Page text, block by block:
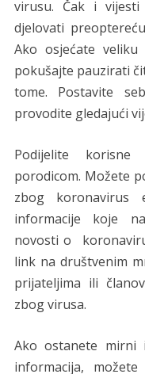
virusu. Čak i
djelovati
Ako osjećate
pokušajte pauzirati
tome. Postavite
provodite gledajući
Podijelite
porodicom. Možete
zbog koronavirus
informacije koje
novosti o
link na društvenim
prijateljima ili
zbog virusa.
Ako ostanete mirni
informacija,